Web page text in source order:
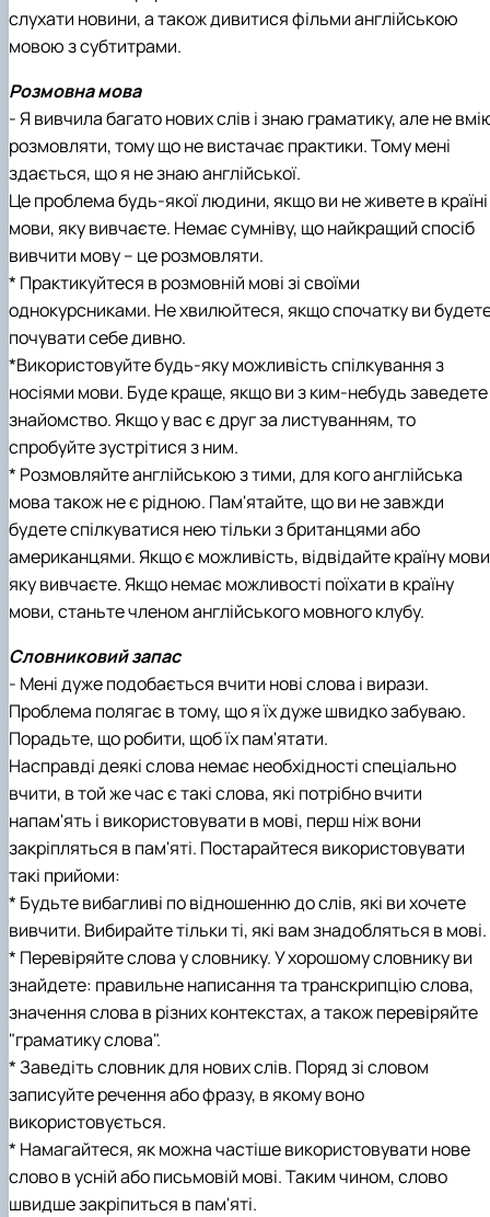
слухати новини, а також дивитися фільми англійською
мовою з субтитрами.
Розмовна мова
- Я вивчила багато нових слів і знаю граматику, але не
розмовляти, тому що не вистачає практики. Тому мені
здається, що я не знаю англійської.
Це проблема будь-якої людини, якщо ви не живете в країні
мови, яку вивчаєте. Немає сумніву, що найкращий спосіб
вивчити мову – це розмовляти.
* Практикуйтеся в розмовній мові зі своїми
однокурсниками. Не хвилюйтеся, якщо спочатку ви
почувати себе дивно.
*Використовуйте будь-яку можливість спілкування з
носіями мови. Буде краще, якщо ви з ким-небудь заведете
знайомство. Якщо у вас є друг за листуванням, то
спробуйте зустрітися з ним.
* Розмовляйте англійською з тими, для кого англійська
мова також не є рідною. Пам'ятайте, що ви не завжди
будете спілкуватися нею тільки з британцями або
американцями. Якщо є можливість, відвідайте країну
яку вивчаєте. Якщо немає можливості поїхати в країну
мови, станьте членом англійського мовного клубу.
Словниковий запас
- Мені дуже подобається вчити нові слова і вирази.
Проблема полягає в тому, що я їх дуже швидко забуваю.
Порадьте, що робити, щоб їх пам'ятати.
Насправді деякі слова немає необхідності спеціально
вчити, в той же час є такі слова, які потрібно вчити
напам'ять і використовувати в мові, перш ніж вони
закріпляться в пам'яті. Постарайтеся використовувати
такі прийоми:
* Будьте вибагливі по відношенню до слів, які ви хочете
вивчити. Вибирайте тільки ті, які вам знадобляться в мові.
* Перевіряйте слова у словнику. У хорошому словнику ви
знайдете: правильне написання та транскрипцію слова,
значення слова в різних контекстах, а також перевіряйте
"граматику слова".
* Заведіть словник для нових слів. Поряд зі словом
записуйте речення або фразу, в якому воно
використовується.
* Намагайтеся, як можна частіше використовувати нове
слово в усній або письмовій мові. Таким чином, слово
швидше закріпиться в пам'яті.